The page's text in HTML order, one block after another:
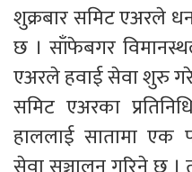
शुक्रबार समिट एअरले
छ । साँफेबगर
एअरले हवाई सेवा शुरु
समिट एअरका
हाललाई सातामा एक